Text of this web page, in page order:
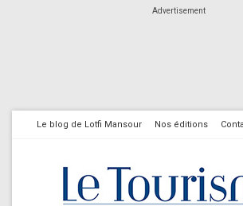
Advertisement
Le blog de Lotfi Mansour Nos éditions